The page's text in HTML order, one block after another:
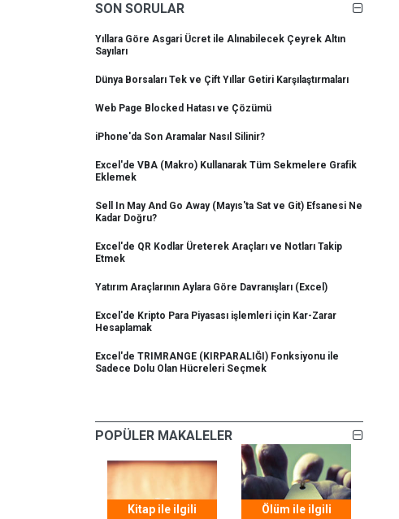
SON SORULAR
Yıllara Göre Asgari Ücret ile Alınabilecek Çeyrek Altın
Sayıları
Dünya Borsaları Tek ve Çift Yıllar Getiri Karşılaştırmaları
Web Page Blocked Hatası ve Çözümü
iPhone'da Son Aramalar Nasıl Silinir?
Excel'de VBA (Makro) Kullanarak Tüm Sekmelere Grafik
Eklemek
Sell In May And Go Away (Mayıs'ta Sat ve Git) Efsanesi Ne
Kadar Doğru?
Excel'de QR Kodlar Üreterek Araçları ve Notları Takip
Etmek
Yatırım Araçlarının Aylara Göre Davranışları (Excel)
Excel'de Kripto Para Piyasası işlemleri için Kar-Zarar
Hesaplamak
Excel'de TRIMRANGE (KIRPARALIĞI) Fonksiyonu ile
Sadece Dolu Olan Hücreleri Seçmek
POPÜLER MAKALELER
Kitap ile ilgili
Ölüm ile ilgili